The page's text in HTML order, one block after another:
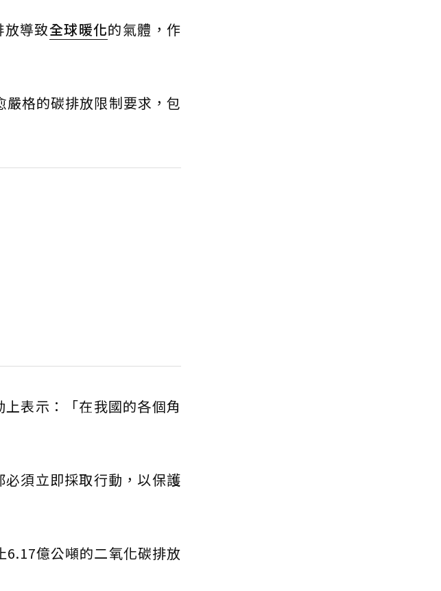
導致全球暖化的氣體，作
格的碳排放限制要求，包
表示：「在我國的各個角
必須立即採取行動，以保護
億公噸的二氧化碳排放